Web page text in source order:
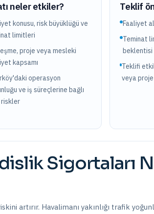
neler etkiler?
konusu, risk büyüklüğü ve
limitleri
proje veya mesleki
kapsamı
operasyon
ve iş süreçlerine bağlı
Teklif
Faaliyet
Teminat
beklentisi
Teklifi
veya
Sigortaları
artırır. Havalimanı yakınlığı trafik